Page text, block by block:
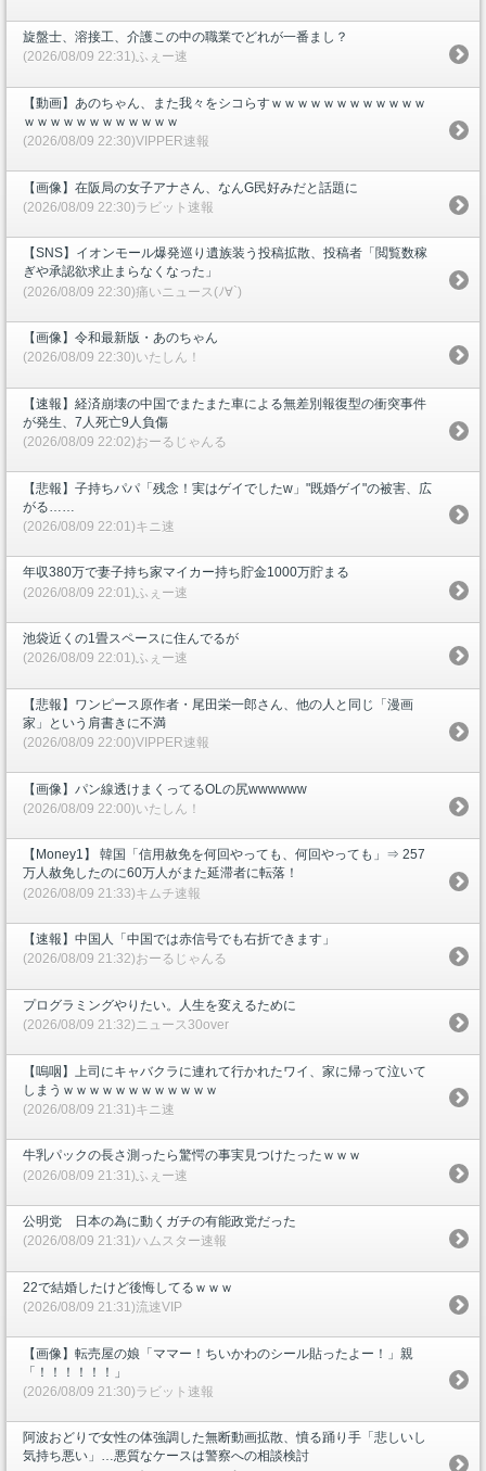
旋盤士、溶接工、介護この中の職業でどれが一番まし？
(2026/08/09 22:31)ふぇー速
【動画】あのちゃん、また我々をシコらすｗｗｗｗｗｗｗｗｗｗｗｗ
ｗｗｗｗｗｗｗｗｗｗｗｗ
(2026/08/09 22:30)VIPPER速報
【画像】在阪局の女子アナさん、なんG民好みだと話題に
(2026/08/09 22:30)ラビット速報
【SNS】イオンモール爆発巡り遺族装う投稿拡散、投稿者「閲覧数稼
ぎや承認欲求止まらなくなった」
(2026/08/09 22:30)痛いニュース(ﾉ∀`)
【画像】令和最新版・あのちゃん
(2026/08/09 22:30)いたしん！
【速報】経済崩壊の中国でまたまた車による無差別報復型の衝突事件
が発生、7人死亡9人負傷
(2026/08/09 22:02)おーるじゃんる
【悲報】子持ちパパ「残念！実はゲイでしたw」"既婚ゲイ"の被害、広
がる……
(2026/08/09 22:01)キニ速
年収380万で妻子持ち家マイカー持ち貯金1000万貯まる
(2026/08/09 22:01)ふぇー速
池袋近くの1畳スペースに住んでるが
(2026/08/09 22:01)ふぇー速
【悲報】ワンピース原作者・尾田栄一郎さん、他の人と同じ「漫画
家」という肩書きに不満
(2026/08/09 22:00)VIPPER速報
【画像】パン線透けまくってるOLの尻wwwwww
(2026/08/09 22:00)いたしん！
【Money1】 韓国「信用赦免を何回やっても、何回やっても」⇒ 257
万人赦免したのに60万人がまた延滞者に転落！
(2026/08/09 21:33)キムチ速報
【速報】中国人「中国では赤信号でも右折できます」
(2026/08/09 21:32)おーるじゃんる
プログラミングやりたい。人生を変えるために
(2026/08/09 21:32)ニュース30over
【嗚咽】上司にキャバクラに連れて行かれたワイ、家に帰って泣いて
しまうｗｗｗｗｗｗｗｗｗｗｗｗ
(2026/08/09 21:31)キニ速
牛乳パックの長さ測ったら驚愕の事実見つけたったｗｗｗ
(2026/08/09 21:31)ふぇー速
公明党 日本の為に動くガチの有能政党だった
(2026/08/09 21:31)ハムスター速報
22で結婚したけど後悔してるｗｗｗ
(2026/08/09 21:31)流速VIP
【画像】転売屋の娘「ママー！ちいかわのシール貼ったよー！」親
「！！！！！！」
(2026/08/09 21:30)ラビット速報
阿波おどりで女性の体強調した無断動画拡散、憤る踊り手「悲しいし
気持ち悪い」…悪質なケースは警察への相談検討